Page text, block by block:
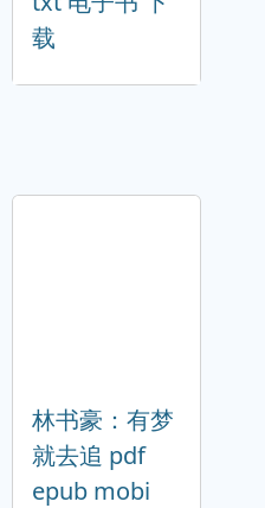
载
林书豪：有梦
就去追 pdf
epub mobi